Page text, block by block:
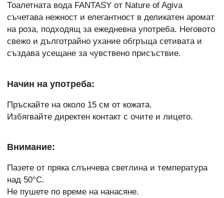
Тоалетната вода FANTASY от Nature of Agiva
съчетава нежност и елегантност в деликатен аромат
на роза, подходящ за ежедневна употреба. Неговото
свежо и дълготрайно ухание обгръща сетивата и
създава усещане за чувствено присъствие.
Начин на употреба:
Пръскайте на около 15 см от кожата.
Избягвайте директен контакт с очите и лицето.
Внимание:
Пазете от пряка слънчева светлина и температура
над 50°C.
Не пушете по време на нанасяне.